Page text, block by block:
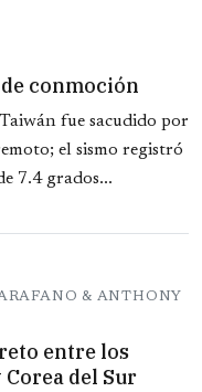
conmoción
fue sacudido por
el sismo registró
7.4 grados...
& ANTHONY
entre los
del Sur